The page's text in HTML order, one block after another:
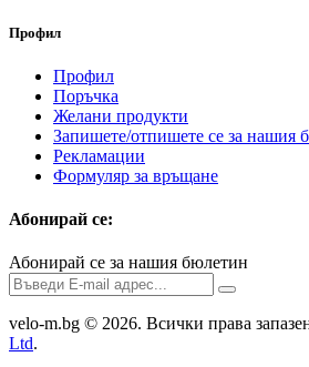
Профил
Профил
Поръчка
Желани продукти
Запишете/отпишете се за нашия
Рекламации
Формуляр за връщане
Абонирай се:
Абонирай се за нашия бюлетин
velo-m.bg © 2026. Всички права
Ltd.